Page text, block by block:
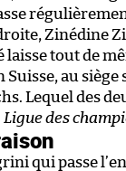
Zinédine
tout de
Suisse, au
Lequel des
Ligue des
qui passe